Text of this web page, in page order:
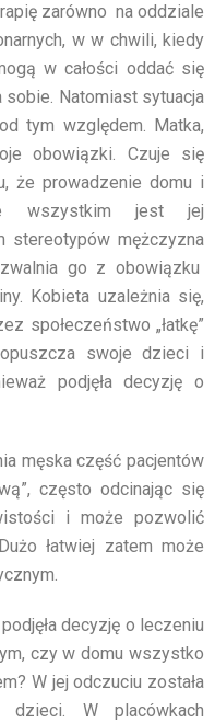
zarówno na oddziale
w w chwili, kiedy
w całości oddać się
Natomiast sytuacja
tym względem. Matka,
obowiązki. Czuje się
że prowadzenie domu i
wszystkim jest jej
stereotypów mężczyzna
go z obowiązku
Kobieta uzależnia się,
społeczeństwo „łatkę”
swoje dzieci i
podjęła decyzję o
część pacjentów
często odcinając się
i może pozwolić
łatwiej zatem może
decyzję o leczeniu
czy w domu wszystko
W jej odczuciu została
W placówkach